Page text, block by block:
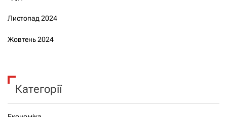
Листопад 2024
Жовтень 2024
Категорії